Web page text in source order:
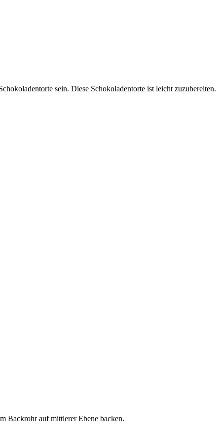
sein. Diese Schokoladentorte ist leicht zuzubereiten.
Backrohr auf mittlerer Ebene backen.